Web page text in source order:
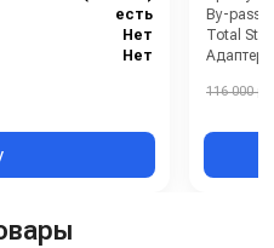
есть
Нет
Нет
By-pass:
Total
Бренд:
116 000